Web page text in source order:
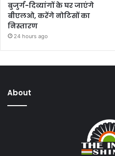
बुजुर्ग-दिव्यांगों के घर जाएंगे
बीएलओ, करेंगे नोटिसों का
निस्तारण
24 hours ago
About